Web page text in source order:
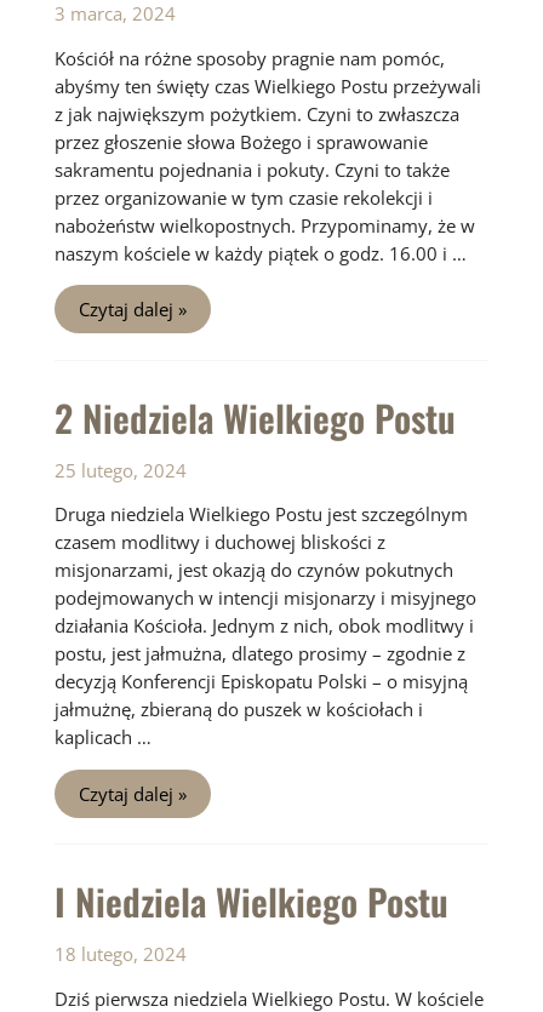
3 marca, 2024
Kościół na różne sposoby pragnie nam pomóc,
abyśmy ten święty czas Wielkiego Postu przeżywali
z jak największym pożytkiem. Czyni to zwłaszcza
przez głoszenie słowa Bożego i sprawowanie
sakramentu pojednania i pokuty. Czyni to także
przez organizowanie w tym czasie rekolekcji i
nabożeństw wielkopostnych. Przypominamy, że w
naszym kościele w każdy piątek o godz. 16.00 i …
III
Niedziela
Wielkiego
Czytaj dalej »
2 Niedziela Wielkiego Postu
25 lutego, 2024
Druga niedziela Wielkiego Postu jest szczególnym
czasem modlitwy i duchowej bliskości z
misjonarzami, jest okazją do czynów pokutnych
podejmowanych w intencji misjonarzy i misyjnego
działania Kościoła. Jednym z nich, obok modlitwy i
postu, jest jałmużna, dlatego prosimy – zgodnie z
decyzją Konferencji Episkopatu Polski – o misyjną
jałmużnę, zbieraną do puszek w kościołach i
kaplicach …
2
Niedziela
Wielkiego
Czytaj dalej »
I Niedziela Wielkiego Postu
18 lutego, 2024
Dziś pierwsza niedziela Wielkiego Postu. W kościele